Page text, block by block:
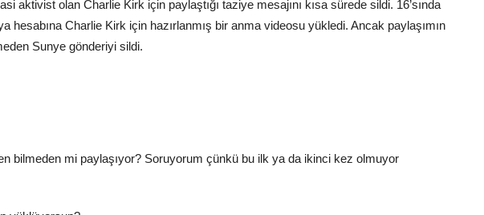
aktivist olan Charlie Kirk için paylaştığı taziye mesajını kısa sürede sildi. 16’sında
hesabına Charlie Kirk için hazırlanmış bir anma videosu yükledi. Ancak paylaşımın
Sunye gönderiyi sildi.
bilmeden mi paylaşıyor? Soruyorum çünkü bu ilk ya da ikinci kez olmuyor